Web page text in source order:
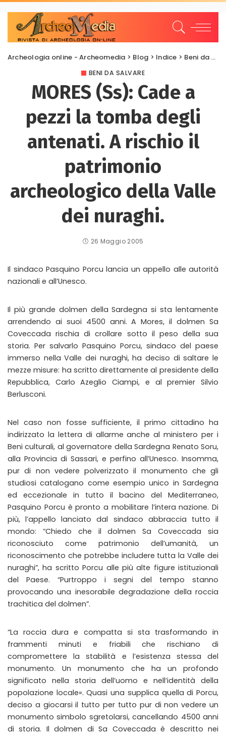
Archeologia online - Archeomedia > Blog > Indice > Beni da salvare
BENI DA SALVARE
MORES (Ss): Cade a
pezzi la tomba degli
antenati. A rischio il
patrimonio
archeologico della Valle
dei nuraghi.
26 Maggio 2005
Il sindaco Pasquino Porcu lancia un appello alle autorità
nazionali e all’Unesco.
Il più grande dolmen della Sardegna si sta lentamente
arrendendo ai suoi 4500 anni. A Mores, il dolmen Sa
Coveccada rischia di crollare sotto il peso della sua
storia. Per salvarlo Pasquino Porcu, sindaco del paese
immerso nella Valle dei nuraghi, ha deciso di saltare le
mezze misure: ha scritto direttamente al presidente della
Repubblica, Carlo Azeglio Ciampi, e al premier Silvio
Berlusconi.
Nel caso non fosse sufficiente, il primo cittadino ha
indirizzato la lettera di allarme anche al ministero per i
Beni culturali, al governatore della Sardegna Renato Soru,
alla Provincia di Sassari, e perfino all’Unesco. Insomma,
pur di non vedere polverizzato il monumento che gli
studiosi catalogano come esempio unico in Sardegna
ed eccezionale in tutto il bacino del Mediterraneo,
Pasquino Porcu è pronto a mobilitare l’intera nazione. Di
più, l’appello lanciato dal sindaco abbraccia tutto il
mondo: “Chiedo che il dolmen Sa Coveccada sia
riconosciuto come patrimonio dell’umanità, un
riconoscimento che potrebbe includere tutta la Valle dei
nuraghi”, ha scritto Porcu alle più alte figure istituzionali
del Paese. “Purtroppo i segni del tempo stanno
provocando una inesorabile degradazione della roccia
trachitica del dolmen”.
“La roccia dura e compatta si sta trasformando in
frammenti minuti e friabili che rischiano di
compromettere la stabilità e l’esistenza stessa del
monumento. Un monumento che ha un profondo
significato nella storia dell’uomo e nell’identità della
popolazione locale». Quasi una supplica quella di Porcu,
deciso a giocarsi il tutto per tutto pur di non vedere un
monumento simbolo sgretolarsi, cancellando 4500 anni
di storia. Il dolmen di Sa Coveccada è descritto nei